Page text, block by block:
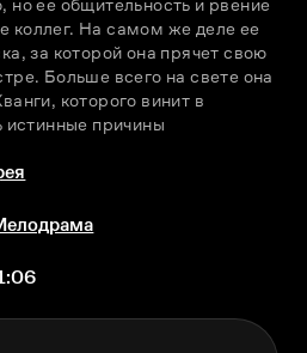
но ее общительность и рвение
коллег. На самом же деле ее
за которой она прячет свою
Больше всего на свете она
которого винит в
истинные причины